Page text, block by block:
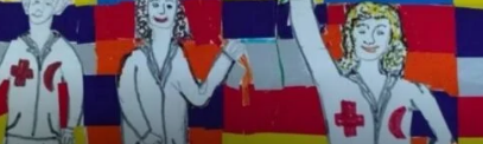
ДЕЈСТВУВАЊЕ